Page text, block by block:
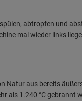
abtropfen und
mal wieder links
Natur aus bereits
als 1.240 °C gebrannt